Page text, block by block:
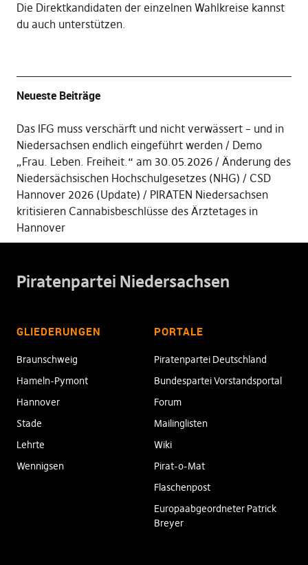
Die Direktkandidaten der einzelnen Wahlkreise kannst
du auch unterstützen.
Neueste Beiträge
Das IFG muss verschärft und nicht verwässert – und in
Niedersachsen endlich eingeführt werden
Demo
„Frau. Leben. Freiheit.“ am 30.05.2026
Änderung des
Niedersächsischen Hochschulgesetzes (NHG)
CSD
Hannover 2026 (Update)
PIRATEN Niedersachsen
kritisieren Cannabisbeschlüsse des Ärztetages in
Hannover
Piratenpartei Niedersachsen
GLIEDERUNGEN
Braunschweig
Hameln-Pymont
Hannover
Stade
Lehrte
Wennigsen
PORTALE
Piratenpartei Deutschland
Bundespartei Vorstandsportal
Forum
Mailinglisten
Wiki
Pirat-o-Mat
Flaschenpost
Europaabgeordneter Patrick
Breyer